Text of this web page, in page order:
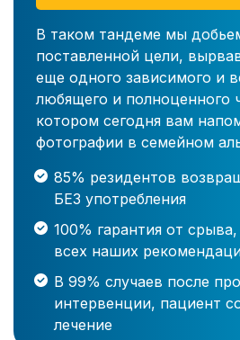
В таком тандеме мы
поставленной цели,
еще одного зависимого и
любящего и полноценного
котором сегодня вам
фотографии в семейном
85% резидентов
БЕЗ употребления
100% гарантия от
всех наших
В 99% случаев после
интервенции, пациент
лечение